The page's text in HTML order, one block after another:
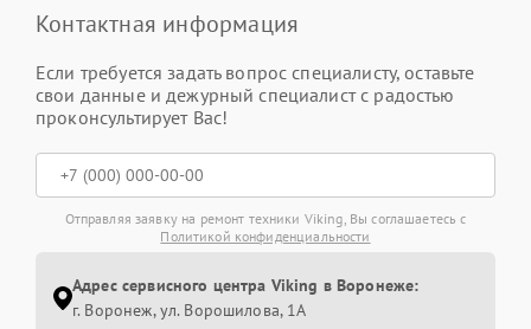
Контактная информация
Если требуется задать вопрос специалисту, оставьте
свои данные и дежурный специалист с радостью
проконсультирует Вас!
Отправляя заявку на ремонт техники Viking, Вы соглашаетесь с
Политикой конфиденциальности
Адрес сервисного центра Viking в Воронеже:
г. Воронеж, ул. Ворошилова, 1А